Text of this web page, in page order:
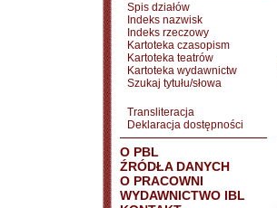
Spis działów
Indeks nazwisk
Indeks rzeczowy
Kartoteka czasopism
Kartoteka teatrów
Kartoteka wydawnictw
Szukaj tytułu/słowa
Transliteracja
Deklaracja dostępności
O PBL
ŹRÓDŁA DANYCH
O PRACOWNI
WYDAWNICTWO IBL